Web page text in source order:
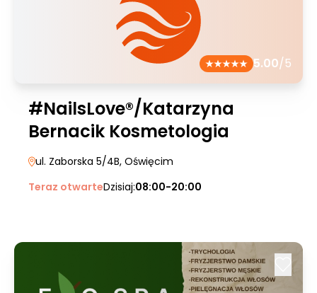
5.00/5
#NailsLove®/Katarzyna
Bernacik Kosmetologia
ul. Zaborska 5/4B, Oświęcim
Teraz otwarteDzisiaj:08:00-20:00